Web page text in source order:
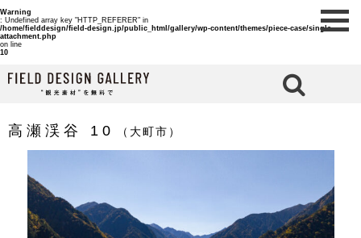
Warning
: Undefined array key "HTTP_REFERER" in
/home/fielddesign/field-design.jp/public_html/gallery/wp-content/themes/piece-case/single-
attachment.php
on line
10
高瀬渓谷 10 （大町市）